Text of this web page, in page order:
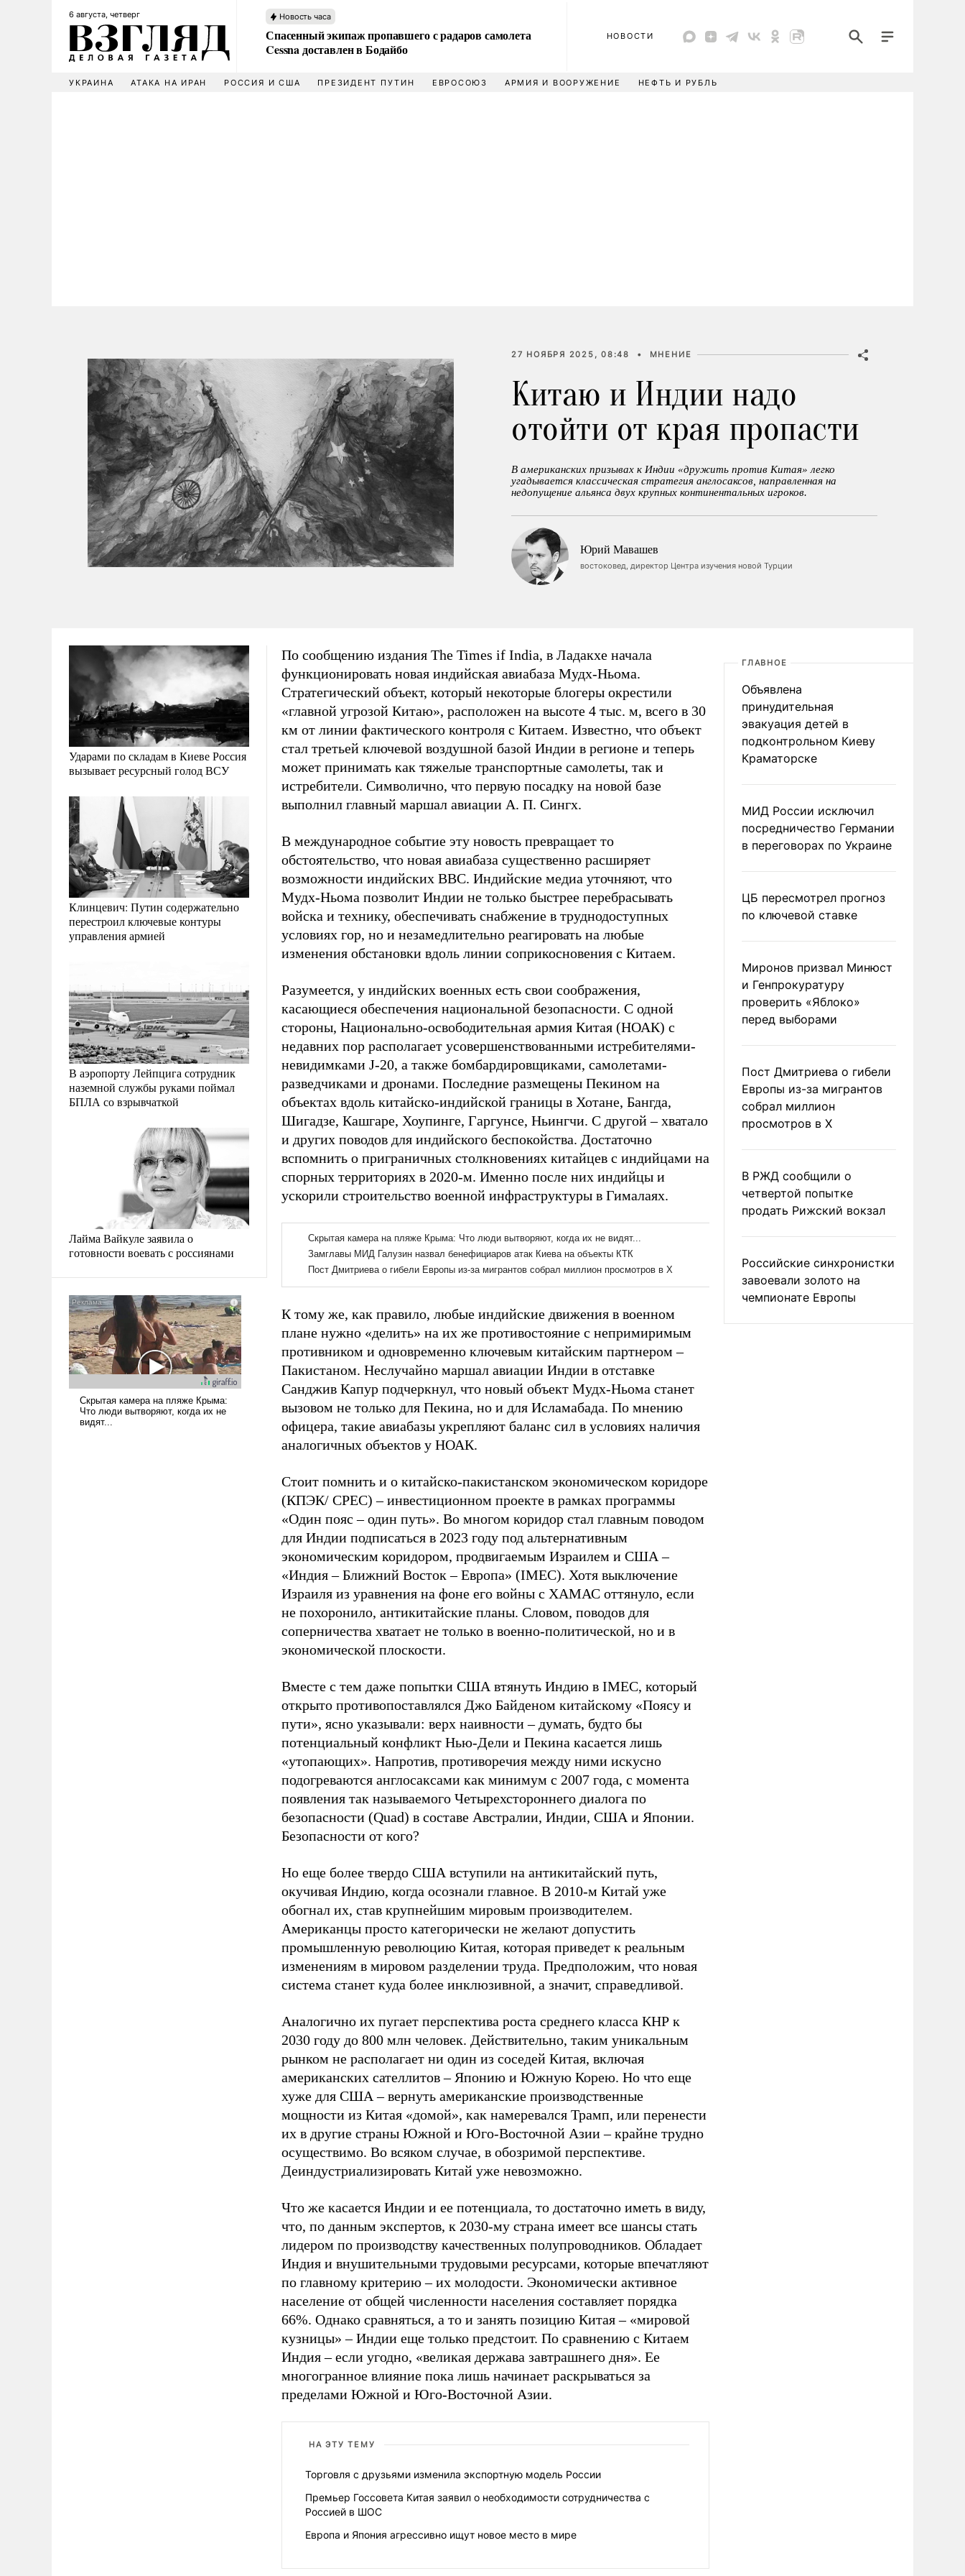
6 августа, четверг Новость часа
Спасенный экипаж пропавшего с радаров самолета
Cessna доставлен в Бодайбо
НОВОСТИ
УКРАИНА АТАКА НА ИРАН РОССИЯ И США ПРЕЗИДЕНТ ПУТИН ЕВРОСОЮЗ АРМИЯ И ВООРУЖЕНИЕ НЕФТЬ И РУБЛЬ
27 НОЯБРЯ 2025, 08:48 • МНЕНИЕ
Китаю и Индии надо
отойти от края пропасти
В американских призывах к Индии «дружить против Китая» легко
угадывается классическая стратегия англосаксов, направленная на
недопущение альянса двух крупных континентальных игроков.
Юрий Мавашев
востоковед, директор Центра изучения новой Турции
Ударами по складам в Киеве Россия
вызывает ресурсный голод ВСУ
Клинцевич: Путин содержательно
перестроил ключевые контуры
управления армией
В аэропорту Лейпцига сотрудник
наземной службы руками поймал
БПЛА со взрывчаткой
Лайма Вайкуле заявила о
готовности воевать с россиянами
По сообщению издания The Times if India, в Ладакхе начала
функционировать новая индийская авиабаза Мудх-Ньома.
Стратегический объект, который некоторые блогеры окрестили
«главной угрозой Китаю», расположен на высоте 4 тыс. м, всего в 30
км от линии фактического контроля с Китаем. Известно, что объект
стал третьей ключевой воздушной базой Индии в регионе и теперь
может принимать как тяжелые транспортные самолеты, так и
истребители. Символично, что первую посадку на новой базе
выполнил главный маршал авиации А. П. Сингх.
В международное событие эту новость превращает то
обстоятельство, что новая авиабаза существенно расширяет
возможности индийских ВВС. Индийские медиа уточняют, что
Мудх-Ньома позволит Индии не только быстрее перебрасывать
войска и технику, обеспечивать снабжение в труднодоступных
условиях гор, но и незамедлительно реагировать на любые
изменения обстановки вдоль линии соприкосновения с Китаем.
Разумеется, у индийских военных есть свои соображения,
касающиеся обеспечения национальной безопасности. С одной
стороны, Национально-освободительная армия Китая (НОАК) с
недавних пор располагает усовершенствованными истребителями-
невидимками J-20, а также бомбардировщиками, самолетами-
разведчиками и дронами. Последние размещены Пекином на
объектах вдоль китайско-индийской границы в Хотане, Бангда,
Шигадзе, Кашгаре, Хоупинге, Гаргунсе, Ньингчи. С другой – хватало
и других поводов для индийского беспокойства. Достаточно
вспомнить о приграничных столкновениях китайцев с индийцами на
спорных территориях в 2020-м. Именно после них индийцы и
ускорили строительство военной инфраструктуры в Гималаях.
К тому же, как правило, любые индийские движения в военном
плане нужно «делить» на их же противостояние с непримиримым
противником и одновременно ключевым китайским партнером –
Пакистаном. Неслучайно маршал авиации Индии в отставке
Санджив Капур подчеркнул, что новый объект Мудх-Ньома станет
вызовом не только для Пекина, но и для Исламабада. По мнению
офицера, такие авиабазы укрепляют баланс сил в условиях наличия
аналогичных объектов у НОАК.
Стоит помнить и о китайско-пакистанском экономическом коридоре
(КПЭК/ СPEC) – инвестиционном проекте в рамках программы
«Один пояс – один путь». Во многом коридор стал главным поводом
для Индии подписаться в 2023 году под альтернативным
экономическим коридором, продвигаемым Израилем и США –
«Индия – Ближний Восток – Европа» (IMEC). Хотя выключение
Израиля из уравнения на фоне его войны с ХАМАС оттянуло, если
не похоронило, антикитайские планы. Словом, поводов для
соперничества хватает не только в военно-политической, но и в
экономической плоскости.
Вместе с тем даже попытки США втянуть Индию в IMEC, который
открыто противопоставлялся Джо Байденом китайскому «Поясу и
пути», ясно указывали: верх наивности – думать, будто бы
потенциальный конфликт Нью-Дели и Пекина касается лишь
«утопающих». Напротив, противоречия между ними искусно
подогреваются англосаксами как минимум с 2007 года, с момента
появления так называемого Четырехстороннего диалога по
безопасности (Quad) в составе Австралии, Индии, США и Японии.
Безопасности от кого?
Но еще более твердо США вступили на антикитайский путь,
окучивая Индию, когда осознали главное. В 2010-м Китай уже
обогнал их, став крупнейшим мировым производителем.
Американцы просто категорически не желают допустить
промышленную революцию Китая, которая приведет к реальным
изменениям в мировом разделении труда. Предположим, что новая
система станет куда более инклюзивной, а значит, справедливой.
Аналогично их пугает перспектива роста среднего класса КНР к
2030 году до 800 млн человек. Действительно, таким уникальным
рынком не располагает ни один из соседей Китая, включая
американских сателлитов – Японию и Южную Корею. Но что еще
хуже для США – вернуть американские производственные
мощности из Китая «домой», как намеревался Трамп, или перенести
их в другие страны Южной и Юго-Восточной Азии – крайне трудно
осуществимо. Во всяком случае, в обозримой перспективе.
Деиндустриализировать Китай уже невозможно.
Что же касается Индии и ее потенциала, то достаточно иметь в виду,
что, по данным экспертов, к 2030-му страна имеет все шансы стать
лидером по производству качественных полупроводников. Обладает
Индия и внушительными трудовыми ресурсами, которые впечатляют
по главному критерию – их молодости. Экономически активное
население от общей численности населения составляет порядка
66%. Однако сравняться, а то и занять позицию Китая – «мировой
кузницы» – Индии еще только предстоит. По сравнению с Китаем
Индия – если угодно, «великая держава завтрашнего дня». Ее
многогранное влияние пока лишь начинает раскрываться за
пределами Южной и Юго-Восточной Азии.
НА ЭТУ ТЕМУ
Торговля с друзьями изменила экспортную модель России
Премьер Госсовета Китая заявил о необходимости сотрудничества с
Россией в ШОС
Европа и Япония агрессивно ищут новое место в мире
ГЛАВНОЕ
Объявлена
принудительная
эвакуация детей в
подконтрольном Киеву
Краматорске
МИД России исключил
посредничество Германии
в переговорах по Украине
ЦБ пересмотрел прогноз
по ключевой ставке
Миронов призвал Минюст
и Генпрокуратуру
проверить «Яблоко»
перед выборами
Пост Дмитриева о гибели
Европы из-за мигрантов
собрал миллион
просмотров в X
В РЖД сообщили о
четвертой попытке
продать Рижский вокзал
Российские синхронистки
завоевали золото на
чемпионате Европы